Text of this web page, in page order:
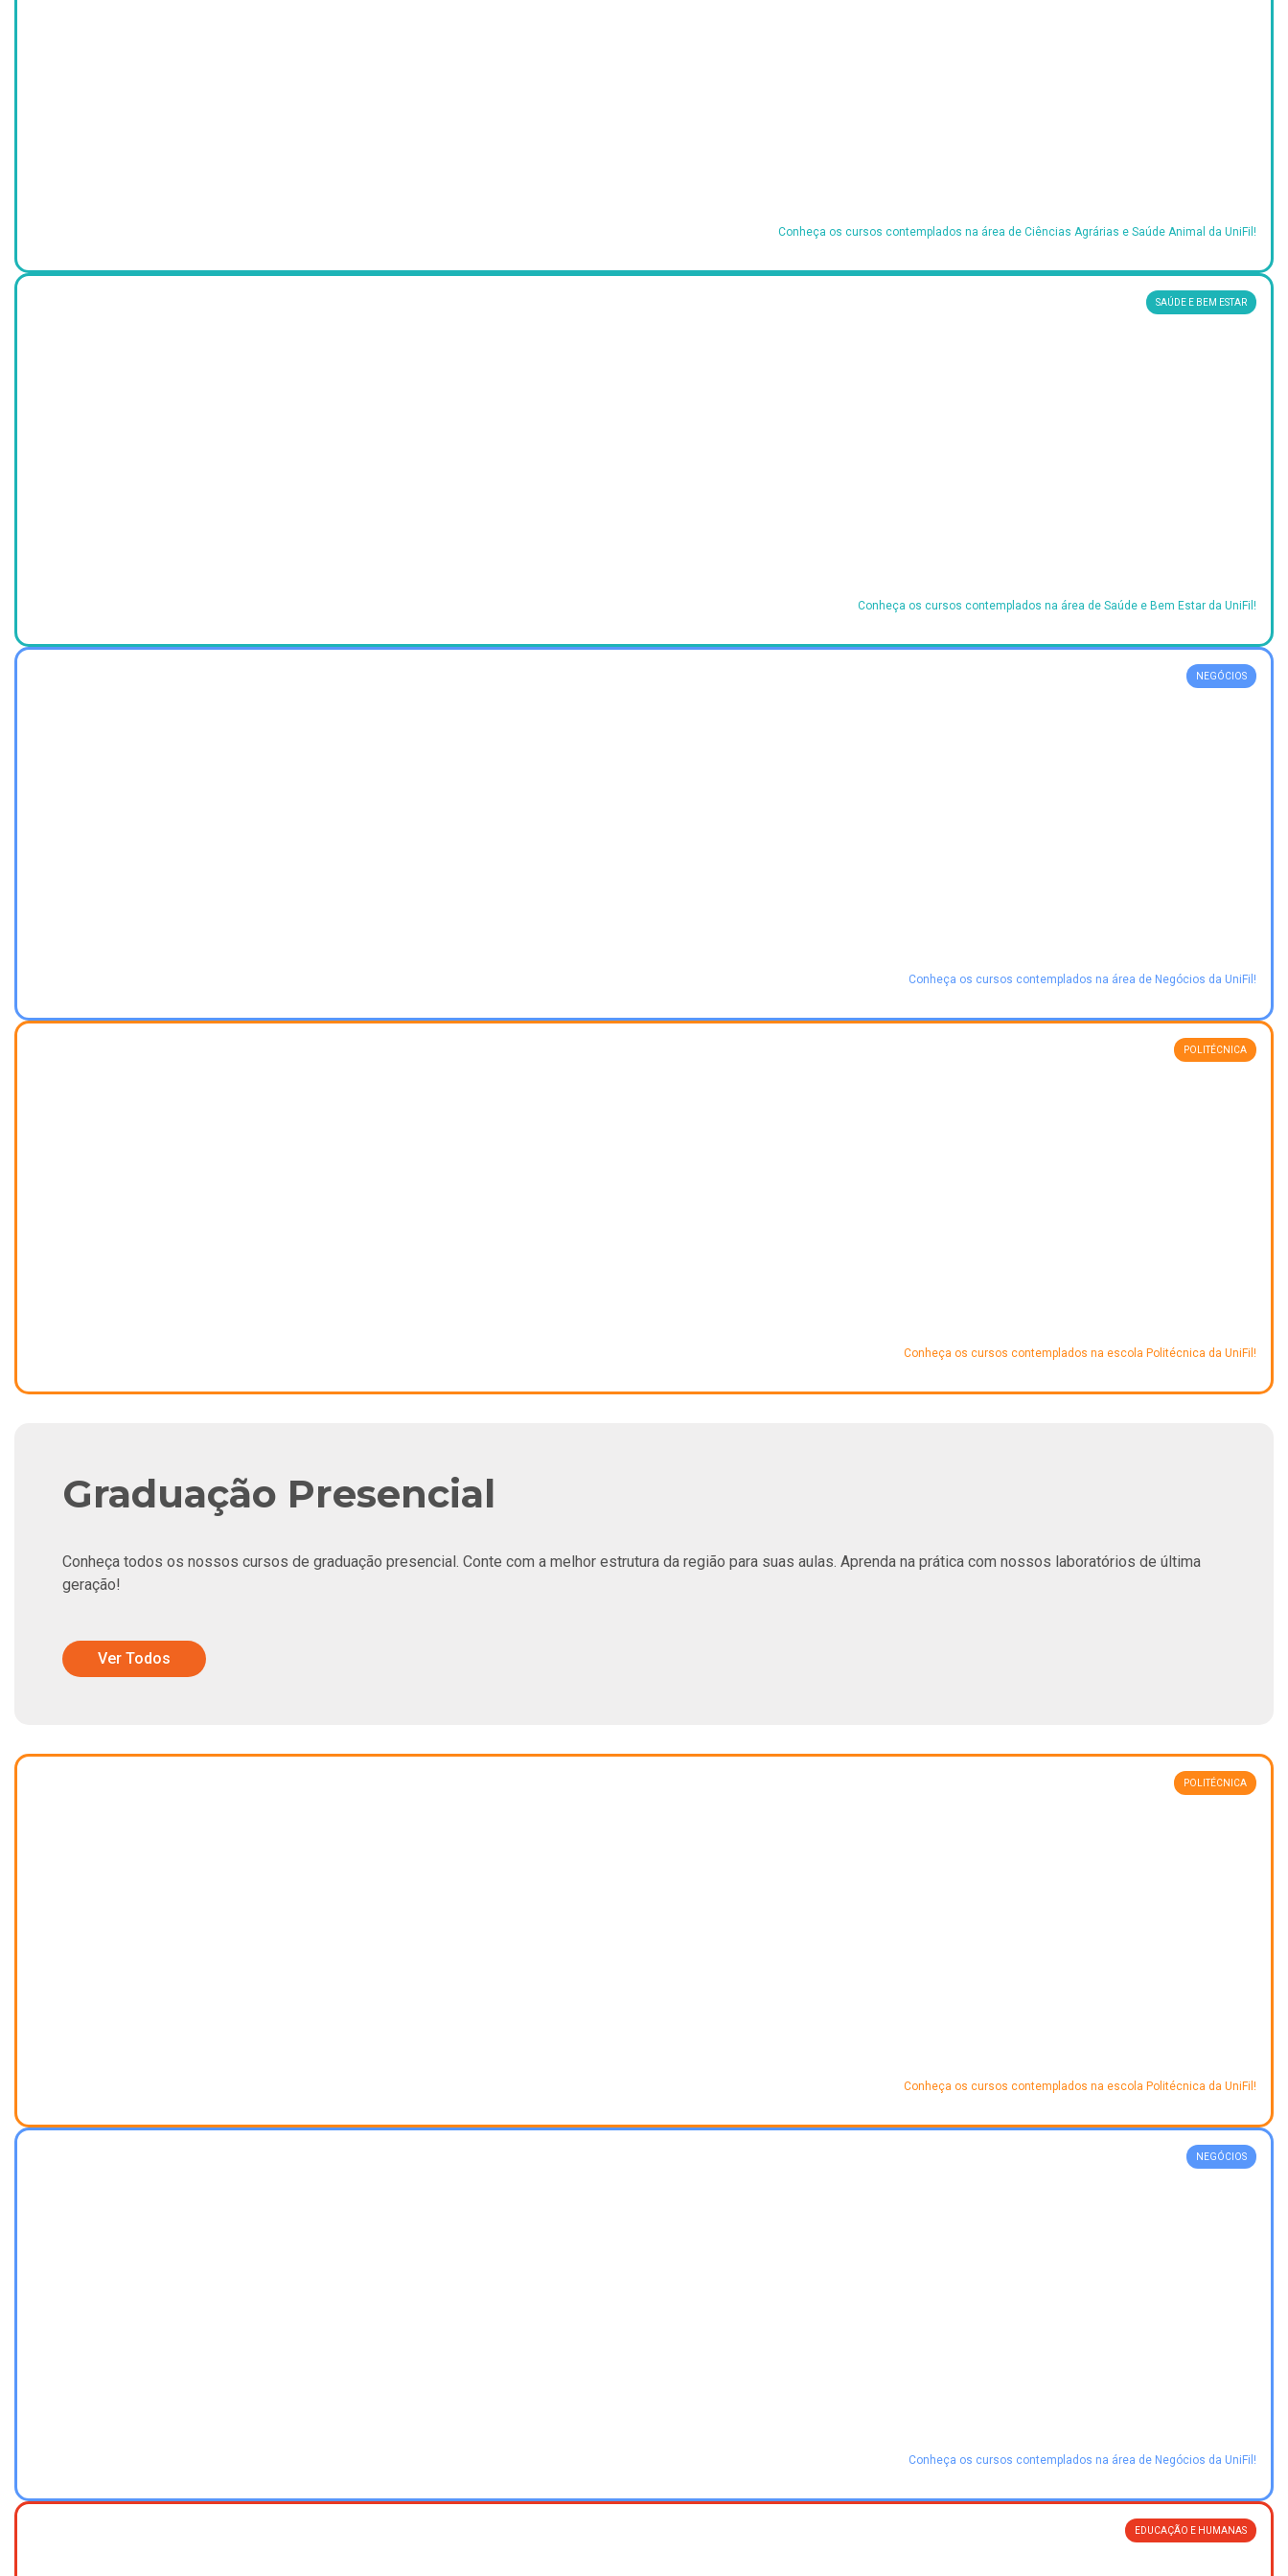
Graduação Presencial
Conheça todos os nossos cursos de graduação presencial. Conte com a melhor estrutura da região para suas aulas. Aprenda na prática com nossos laboratórios de última
geração!
Ver Todos
Conheça os cursos contemplados na área de Ciências Agrárias e Saúde Animal da UniFil!
SAÚDE E BEM ESTAR
Conheça os cursos contemplados na área de Saúde e Bem Estar da UniFil!
NEGÓCIOS
Conheça os cursos contemplados na área de Negócios da UniFil!
POLITÉCNICA
Conheça os cursos contemplados na escola Politécnica da UniFil!
POLITÉCNICA
Conheça os cursos contemplados na escola Politécnica da UniFil!
NEGÓCIOS
Conheça os cursos contemplados na área de Negócios da UniFil!
EDUCAÇÃO E HUMANAS